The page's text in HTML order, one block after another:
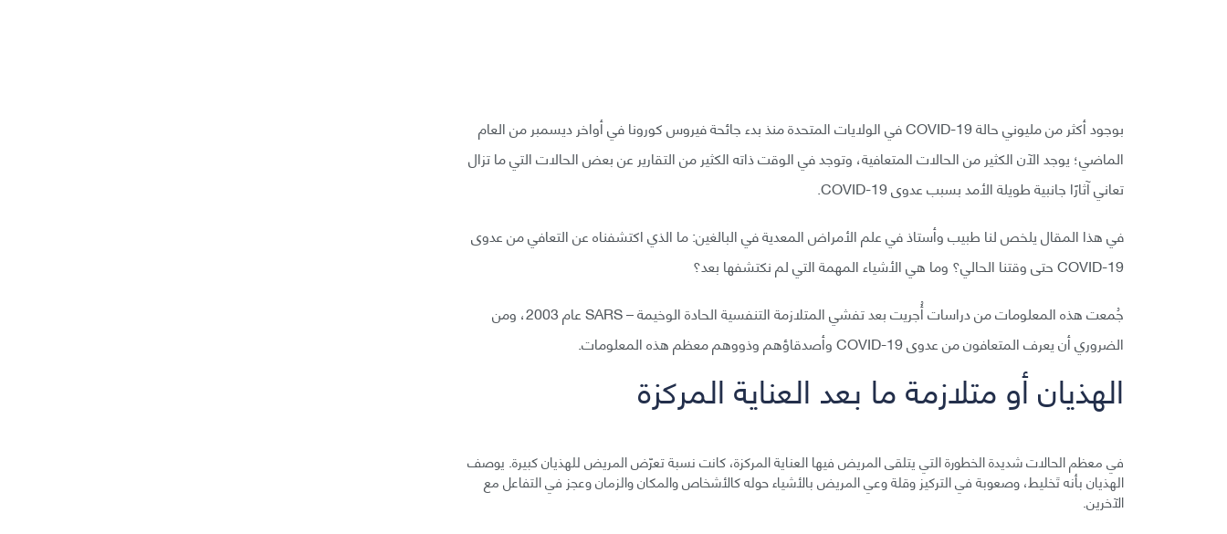
بوجود أكثر من مليوني حالة COVID-19 في الولايات المتحدة منذ بدء جائحة فيروس كورونا في أواخر ديسمبر من العام
الماضي؛ يوجد الآن الكثير من الحالات المتعافية، وتوجد في الوقت ذاته الكثير من التقارير عن بعض الحالات التي ما تزال
تعاني آثارًا جانبية طويلة الأمد بسبب عدوى COVID-19.
في هذا المقال يلخص لنا طبيب وأستاذ في علم الأمراض المعدية في البالغين: ما الذي اكتشفناه عن التعافي من عدوى
COVID-19 حتى وقتنا الحالي؟ وما هي الأشياء المهمة التي لم نكتشفها بعد؟
جُمعت هذه المعلومات من دراسات أُجريت بعد تفشي المتلازمة التنفسية الحادة الوخيمة – SARS عام 2003، ومن
الضروري أن يعرف المتعافون من عدوى COVID-19 وأصدقاؤهم وذووهم معظم هذه المعلومات.
الهذيان أو متلازمة ما بعد العناية المركزة
في معظم الحالات شديدة الخطورة التي يتلقى المريض فيها العناية المركزة، كانت نسبة تعرّض المريض للهذيان كبيرة. يوصف
الهذيان بأنه تَخليط، وصعوبة في التركيز وقلة وعي المريض بالأشياء حوله كالأشخاص والمكان والزمان وعجز في التفاعل مع
الآخرين.